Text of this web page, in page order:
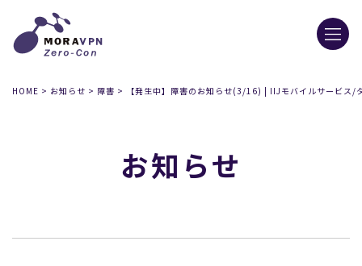
HOME > お知らせ > 障害 > 【発生中】障害のお知らせ(3/16) | IIJモバイルサービス/
お知らせ